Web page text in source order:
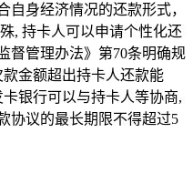
自身经济情况的还款形式，
, 持卡人可以申请个性化还
督管理办法》第70条明确规
金额超出持卡人还款能
银行可以与持卡人等协商,
协议的最长期限不得超过5